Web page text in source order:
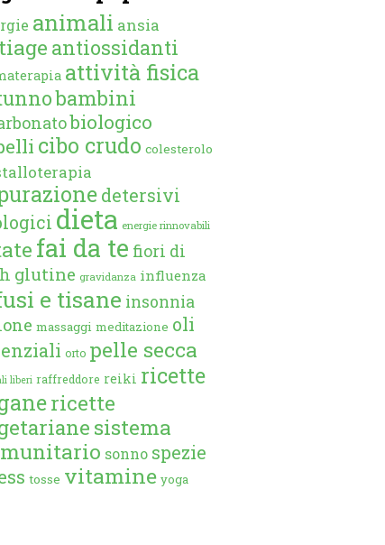
animali ansia
antiossidanti
attività fisica
bambini
biologico
cibo crudo colesterolo
detersivi
dieta energie rinnovabili
fai da te fiori di
glutine gravidanza influenza
e tisane insonnia
massaggi meditazione oli
orto pelle secca
liberi raffreddore reiki ricette
ricette
sistema
sonno spezie
tosse vitamine yoga